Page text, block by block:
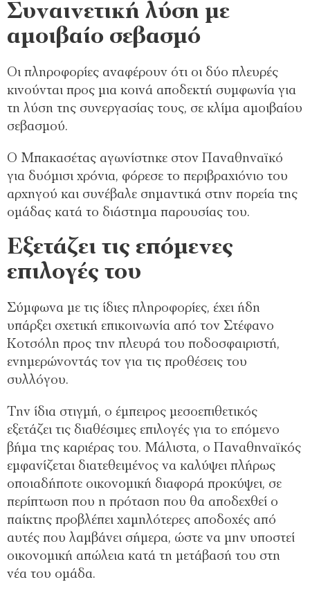
Συναινετική λύση με
αμοιβαίο σεβασμό
Οι πληροφορίες αναφέρουν ότι οι δύο πλευρές
κινούνται προς μια κοινά αποδεκτή συμφωνία για
τη λύση της συνεργασίας τους, σε κλίμα αμοιβαίου
σεβασμού.
Ο Μπακασέτας αγωνίστηκε στον Παναθηναϊκό
για δυόμισι χρόνια, φόρεσε το περιβραχιόνιο του
αρχηγού και συνέβαλε σημαντικά στην πορεία της
ομάδας κατά το διάστημα παρουσίας του.
Εξετάζει τις επόμενες
επιλογές του
Σύμφωνα με τις ίδιες πληροφορίες, έχει ήδη
υπάρξει σχετική επικοινωνία από τον Στέφανο
Κοτσόλη προς την πλευρά του ποδοσφαιριστή,
ενημερώνοντάς τον για τις προθέσεις του
συλλόγου.
Την ίδια στιγμή, ο έμπειρος μεσοεπιθετικός
εξετάζει τις διαθέσιμες επιλογές για το επόμενο
βήμα της καριέρας του. Μάλιστα, ο Παναθηναϊκός
εμφανίζεται διατεθειμένος να καλύψει πλήρως
οποιαδήποτε οικονομική διαφορά προκύψει, σε
περίπτωση που η πρόταση που θα αποδεχθεί ο
παίκτης προβλέπει χαμηλότερες αποδοχές από
αυτές που λαμβάνει σήμερα, ώστε να μην υποστεί
οικονομική απώλεια κατά τη μετάβασή του στη
νέα του ομάδα.